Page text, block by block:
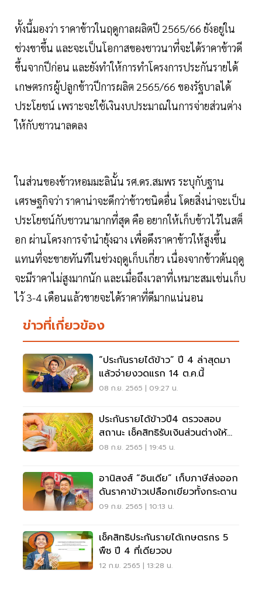
ทั้งนี้มองว่า ราคาข้าวในฤดูกาลผลิตปี 2565/66 ยังอยู่ใน
ช่วงขาขึ้น และจะเป็นโอกาสของชาวนาที่จะได้ราคาข้าวดี
ขึ้นจากปีก่อน และยังทำให้การทำโครงการประกันรายได้
เกษตรกรผู้ปลูกข้าวปีการผลิต 2565/66 ของรัฐบาลได้
ประโยชน์ เพราะจะใช้เงินงบประมาณในการจ่ายส่วนต่าง
ให้กับชาวนาลดลง
ในส่วนของข้าวหอมมะลินั้น รศ.ดร.สมพร ระบุกับฐาน
เศรษฐกิจว่า ราคาน่าจะดีกว่าข้าวชนิดอื่น โดยสิ่งน่าจะเป็น
ประโยชน์กับชาวนามากที่สุด คือ อยากให้เก็บข้าวไว้ในสต็
อก ผ่านโครงการจำนำยุ้งฉาง เพื่อดึงราคาข้าวให้สูงขึ้น
แทนที่จะขายทันทีในช่วงฤดูเก็บเกี่ยว เนื่องจากข้าวต้นฤดู
จะมีราคาไม่สูงมากนัก และเมื่อถึงเวลาที่เหมาะสมเช่นเก็บ
ไว้ 3-4 เดือนแล้วขายจะได้ราคาที่ดีมากแน่นอน
ข่าวที่เกี่ยวข้อง
“ประกันรายได้ข้าว” ปี 4 ล่าสุดมา
แล้วจ่ายงวดแรก 14 ต.ค.นี้
08 ก.ย. 2565 | 09:27 น.
ประกันรายได้ข้าวปี4 ตรวจสอบ
สถานะ เช็คสิทธิรับเงินส่วนต่างให้
ชัวร์ทำยังไง
08 ก.ย. 2565 | 19:45 น.
อานิสงส์ “อินเดีย” เก็บภาษีส่งออก
ดันราคาข้าวเปลือกเขียวทั้งกระดาน
09 ก.ย. 2565 | 10:13 น.
เช็คสิทธิประกันรายได้เกษตรกร 5
พืช ปี 4 ที่เดียวจบ
12 ก.ย. 2565 | 13:28 น.